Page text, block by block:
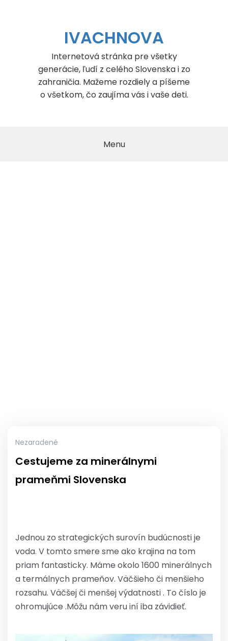
IVACHNOVA
Internetová stránka pre všetky
generácie, ľudí z celého Slovenska i zo
zahraničia. Mažeme rozdiely a píšeme
o všetkom, čo zaujíma vás i vaše deti.
Menu
Nezaradené
Cestujeme za minerálnymi
prameňmi Slovenska
Jednou zo strategických surovín budúcnosti je
voda. V tomto smere sme ako krajina na tom
priam fantasticky. Máme okolo 1600 minerálnych
a termálnych prameňov. Väčšieho či menšieho
rozsahu. Väčšej či menšej výdatnosti . To číslo je
ohromujúce .Môžu nám veru iní iba závidieť.